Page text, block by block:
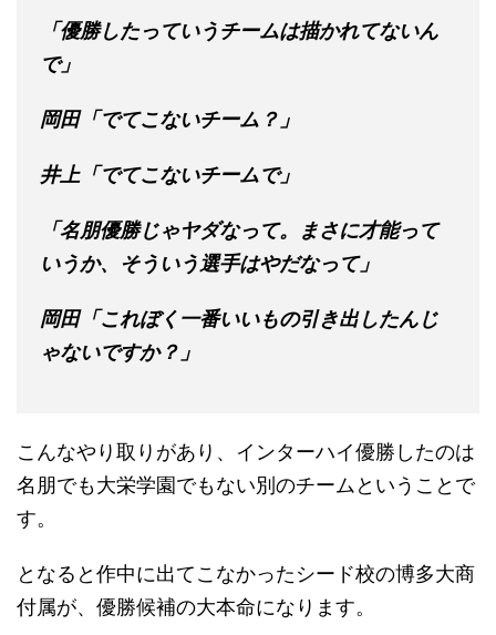
「優勝したっていうチームは描かれてないん
で」
岡田「でてこないチーム？」
井上「でてこないチームで」
「名朋優勝じゃヤダなって。まさに才能って
いうか、そういう選手はやだなって」
岡田「これぼく一番いいもの引き出したんじ
ゃないですか？」
こんなやり取りがあり、インターハイ優勝したのは
名朋でも大栄学園でもない別のチームということで
す。
となると作中に出てこなかったシード校の博多大商
付属が、優勝候補の大本命になります。